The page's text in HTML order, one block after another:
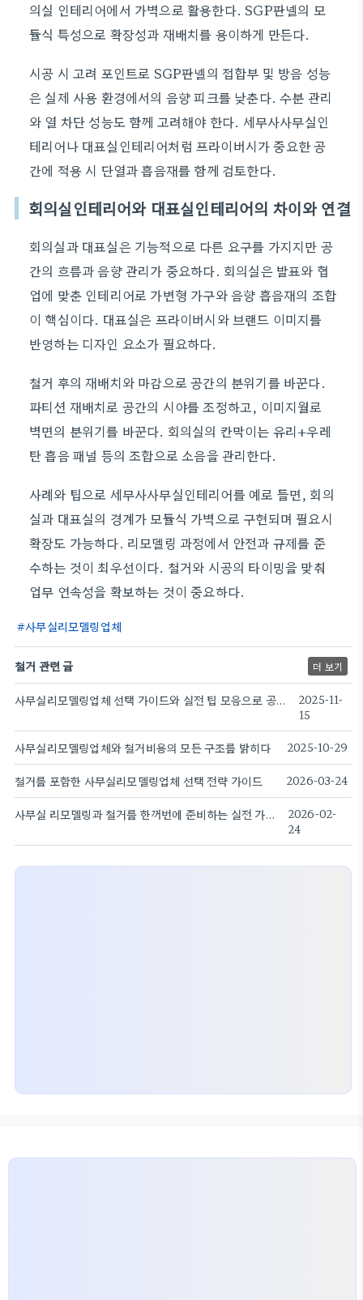
의실 인테리어에서 가벽으로 활용한다. SGP판넬의 모
듈식 특성으로 확장성과 재배치를 용이하게 만든다.
시공 시 고려 포인트로 SGP판넬의 접합부 및 방음 성능
은 실제 사용 환경에서의 음향 피크를 낮춘다. 수분 관리
와 열 차단 성능도 함께 고려해야 한다. 세무사사무실인
테리어나 대표실인테리어처럼 프라이버시가 중요한 공
간에 적용 시 단열과 흡음재를 함께 검토한다.
회의실인테리어와 대표실인테리어의 차이와 연결
회의실과 대표실은 기능적으로 다른 요구를 가지지만 공
간의 흐름과 음향 관리가 중요하다. 회의실은 발표와 협
업에 맞춘 인테리어로 가변형 가구와 음향 흡음재의 조합
이 핵심이다. 대표실은 프라이버시와 브랜드 이미지를
반영하는 디자인 요소가 필요하다.
철거 후의 재배치와 마감으로 공간의 분위기를 바꾼다.
파티션 재배치로 공간의 시야를 조정하고, 이미지월로
벽면의 분위기를 바꾼다. 회의실의 칸막이는 유리+우레
탄 흡음 패널 등의 조합으로 소음을 관리한다.
사례와 팁으로 세무사사무실인테리어를 예로 들면, 회의
실과 대표실의 경계가 모듈식 가벽으로 구현되며 필요시
확장도 가능하다. 리모델링 과정에서 안전과 규제를 준
수하는 것이 최우선이다. 철거와 시공의 타이밍을 맞춰
업무 연속성을 확보하는 것이 중요하다.
사무실리모델링업체
철거 관련 글 더 보기
사무실리모델링업체 선택 가이드와 실전 팁 모음으로 공간을 바꾼다
2025-11-
15
사무실리모델링업체와 철거비용의 모든 구조를 밝히다 2025-10-29
철거를 포함한 사무실리모델링업체 선택 전략 가이드 2026-03-24
사무실 리모델링과 철거를 한꺼번에 준비하는 실전 가이드
2026-02-
24